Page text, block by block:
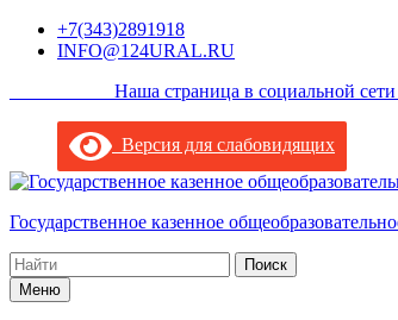
Перейти+7(343)2891918
INFO@124URAL.RU
___________Наша страница в социальной
Версия для слабовидящих
Государственное казенное
Поиск
по:Меню